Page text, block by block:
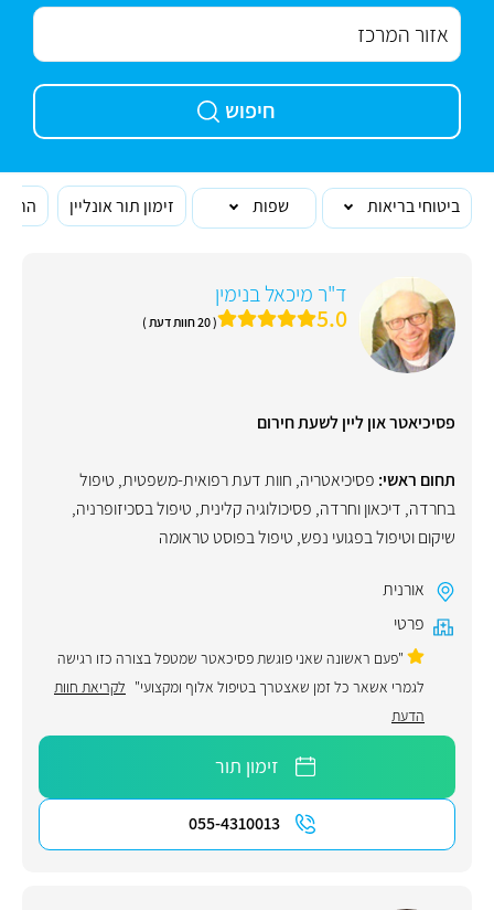
חיפוש
ביטוחי בריאות שפות זימון תור אונליין
ד"ר מיכאל בנימין
5.0 ( 20 חוות דעת )
פסיכיאטר און ליין לשעת חירום
תחום ראשי: פסיכיאטריה, חוות דעת רפואית-משפטית, טיפול
בחרדה, דיכאון וחרדה, פסיכולוגיה קלינית, טיפול בסכיזופרניה,
שיקום וטיפול בפגועי נפש, טיפול בפוסט טראומה
אורנית
פרטי
"פעם ראשונה שאני פוגשת פסיכאטר שמטפל בצורה כזו רגישה
לגמרי אשאר כל זמן שאצטרך בטיפול אלוף ומקצועי" לקריאת חוות
הדעת
זימון תור
055-4310013